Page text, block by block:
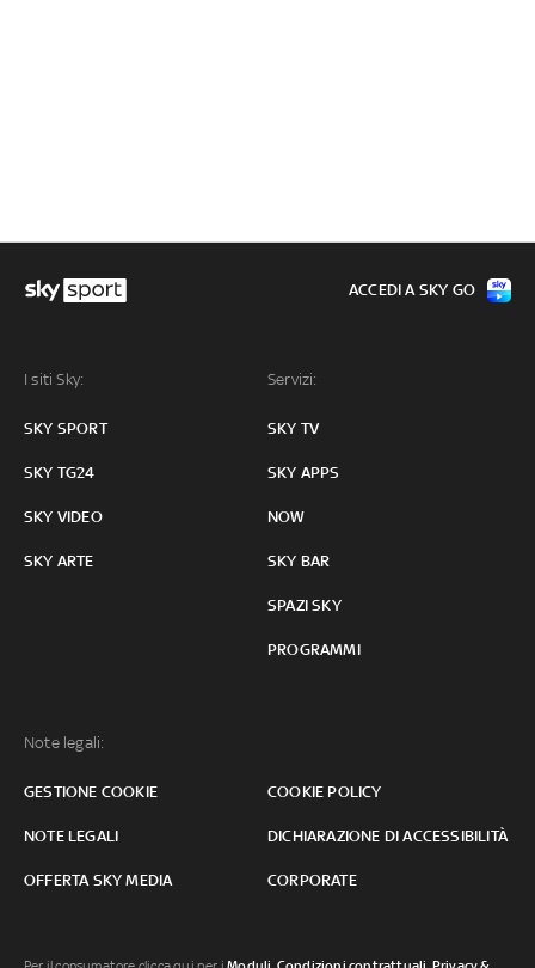
I siti Sky:
SKY SPORT
SKY TG24
SKY VIDEO
SKY ARTE
Servizi:
SKY TV
SKY APPS
NOW
SKY BAR
SPAZI SKY
PROGRAMMI
Note legali:
GESTIONE COOKIE COOKIE POLICY
NOTE LEGALI DICHIARAZIONE DI ACCESSIBILITÀ
OFFERTA SKY MEDIA CORPORATE
ACCEDI A SKY GO